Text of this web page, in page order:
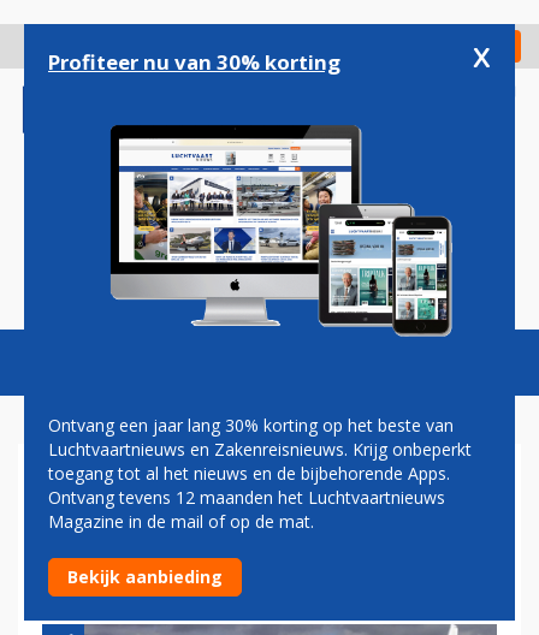
gaan
Check in
Magazine Podcasts Vacatures
OPNIEUW WIJZIGT KLM-
BOEING ONDERWEG NAAR
ISTANBUL DE KOERS
Profiteer nu van 30% korting x
Ontvang een jaar lang 30% korting op het beste van
Luchtvaartnieuws en Zakenreisnieuws. Krijg onbeperkt
toegang tot al het nieuws en de bijbehorende Apps.
Ontvang tevens 12 maanden het Luchtvaartnieuws
Magazine in de mail of op de mat.
Bekijk aanbieding